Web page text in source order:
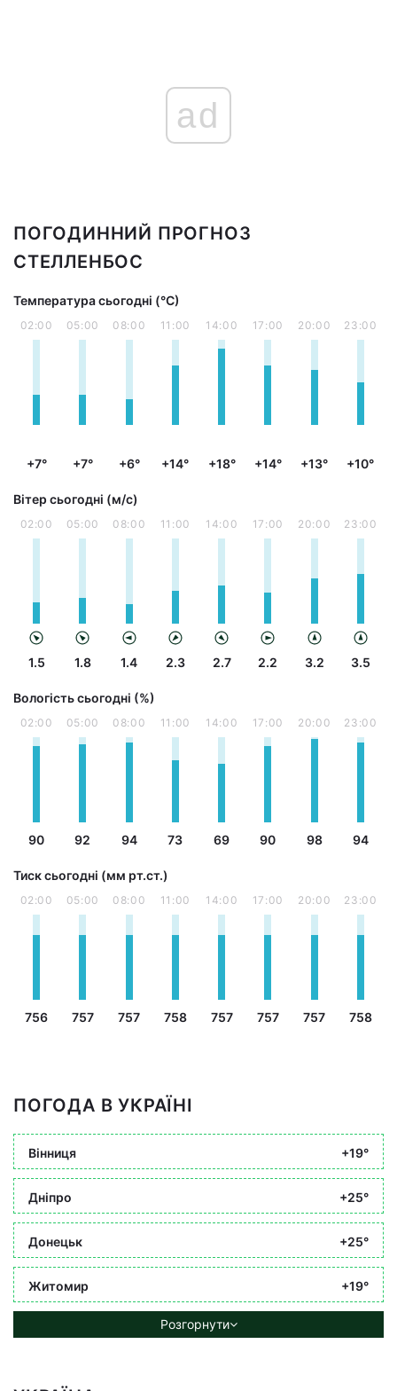
ad
ПОГОДИННИЙ ПРОГНОЗ
СТЕЛЛЕНБОС
Температура сьогодні (°С)
02:00
+7°
05:00
+7°
08:00
+6°
11:00
+14°
14:00
+18°
17:00
+14°
20:00
+13°
23:00
+10°
Вітер сьогодні (м/с)
02:00
1.5
05:00
1.8
08:00
1.4
11:00
2.3
14:00
2.7
17:00
2.2
20:00
3.2
23:00
3.5
Вологість сьогодні (%)
02:00
90
05:00
92
08:00
94
11:00
73
14:00
69
17:00
90
20:00
98
23:00
94
Тиск сьогодні (мм рт.ст.)
02:00
756
05:00
757
08:00
757
11:00
758
14:00
757
17:00
757
20:00
757
23:00
758
ПОГОДА В УКРАЇНІ
Вінниця +19°
Дніпро +25°
Донецьк +25°
Житомир +19°
Розгорнути